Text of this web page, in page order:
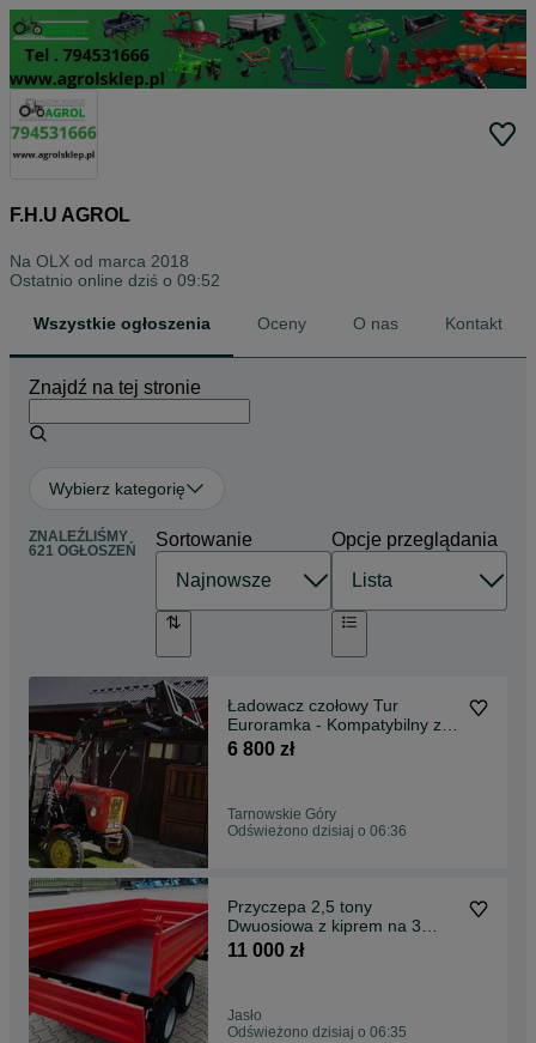
F.H.U AGROL
Na OLX od marca 2018
Ostatnio online dziś o 09:52
Wszystkie ogłoszenia Oceny O nas Kontakt
Znajdź na tej stronie
Wybierz kategorię
ZNALEŹLIŚMY
621 OGŁOSZEŃ
Sortowanie Opcje przeglądania
Ładowacz czołowy Tur
Euroramka - Kompatybilny z
Ursus, Zetor, MF
6 800 zł
Tarnowskie Góry
Odświeżono dzisiaj o 06:36
Przyczepa 2,5 tony
Dwuosiowa z kiprem na 3
11 000 zł
Jasło
Odświeżono dzisiaj o 06:35